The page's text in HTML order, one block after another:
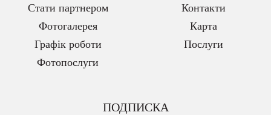
Стати партнером
Фотогалерея
Графік роботи
Фотопослуги
Контакти
Карта
Послуги
ПОДПИСКА